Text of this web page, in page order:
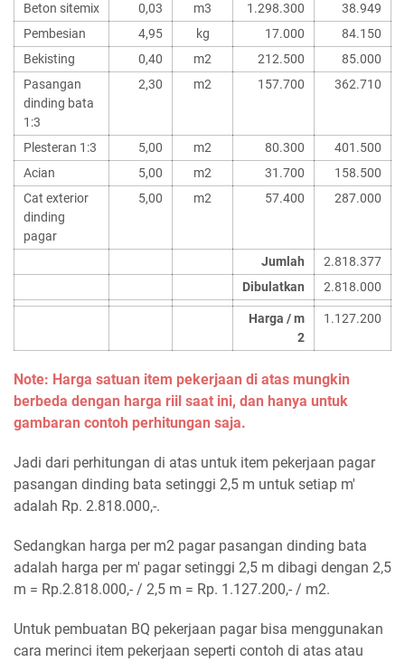
Beton sitemix
0,03 m3 1.298.300
38.949
Pembesian
4,95 kg 17.000
84.150
Bekisting
0,40 m2 212.500
85.000
Pasangan
dinding bata
1:3
2,30 m2 157.700 362.710
Plesteran 1:3 5,00 m2 80.300
401.500
Acian
5,00 m2 31.700
158.500
Cat exterior
dinding
pagar
5,00 m2 57.400 287.000
Jumlah
2.818.377
Dibulatkan
2.818.000
Harga / m
2
1.127.200
Note: Harga satuan item pekerjaan di atas mungkin
berbeda dengan harga riil saat ini, dan hanya untuk
gambaran contoh perhitungan saja.
Jadi dari perhitungan di atas untuk item pekerjaan pagar
pasangan dinding bata setinggi 2,5 m untuk setiap m'
adalah Rp. 2.818.000,-.
Sedangkan harga per m2 pagar pasangan dinding bata
adalah harga per m' pagar setinggi 2,5 m dibagi dengan 2,5
m = Rp.2.818.000,- / 2,5 m = Rp. 1.127.200,- / m2.
Untuk pembuatan BQ pekerjaan pagar bisa menggunakan
cara merinci item pekerjaan seperti contoh di atas atau